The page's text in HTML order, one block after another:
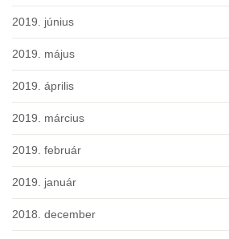
2019. június
2019. május
2019. április
2019. március
2019. február
2019. január
2018. december